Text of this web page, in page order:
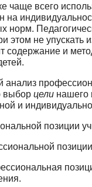
чаще всего
норм.
этом не упускать
содержание и
выбор цели нашего
и
позиции